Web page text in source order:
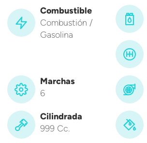
Combustible
Combustión /
Gasolina
Marchas
6
Cilindrada
999 Cc.